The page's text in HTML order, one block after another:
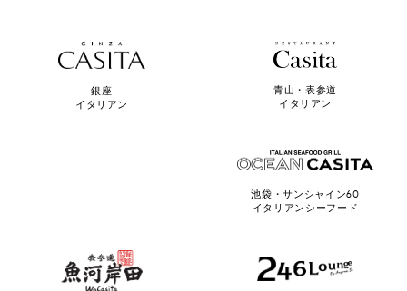
銀座
イタリアン
青山・表参道
イタリアン
池袋・サンシャイン60
イタリアンシーフード